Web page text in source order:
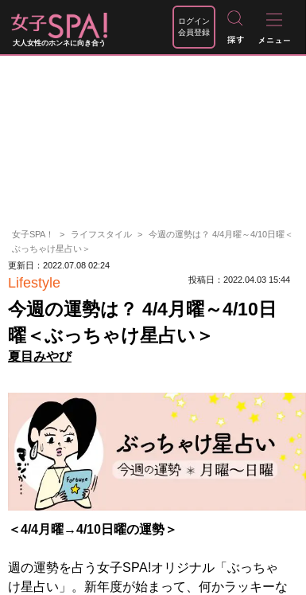
大人女性のホンネに向き合う
ログイン
会員登録
女子SPA！ ライフスタイル
今週の運勢は？ 4/4月曜～4/10日曜＜
ぶっちゃけ星占い＞
更新日：2022.07.08 02:24
Lifestyle 投稿日：2022.04.03 15:44
今週の運勢は？ 4/4月曜～4/10日
曜＜ぶっちゃけ星占い＞
夏目みやび
＜4/4月曜→4/10日曜の運勢＞
週の運勢を占う女子SPA!オリジナル「ぶっちゃ
け星占い」。新年度が始まって、何かラッキーな